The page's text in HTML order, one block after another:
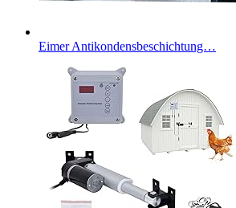
Eimer Antikondensbeschichtung…